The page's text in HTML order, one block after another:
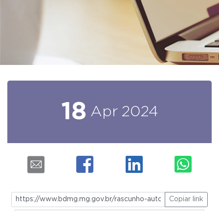
18 Apr 2024
Copiar link